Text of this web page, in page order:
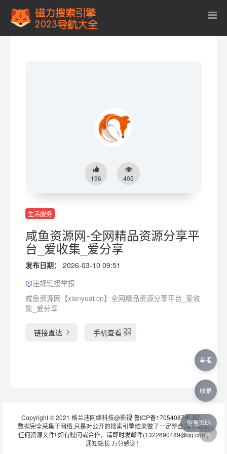
196 405
生活服务
咸鱼资源网-全网精品资源分享平
台_爱收集_爱分享
发布日期：
2026-03-10 09:51
违规链接举报
咸鱼资源网【xianyuai.cn】全网精品资源分享平台_爱收
集_爱分享
链接直达 手机查看
Copyright © 2021 格兰迪网络科技@影视鲁ICP备17054087号-52。
数据完全采集于网络,只是对公开的搜索引擎结果做了一定整合,服务器无
任何资源文件! 如有疑问或合作，请即时发邮件(1322690489@qq.com)
通知站长 万分感谢！
免责声明
举报
收录